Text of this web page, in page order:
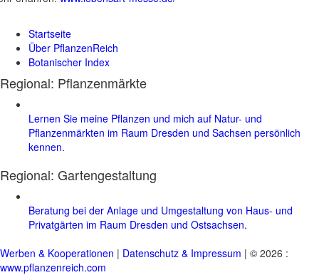
Startseite
Über PflanzenReich
Botanischer Index
Regional: Pflanzenmärkte
Lernen Sie meine Pflanzen und mich auf Natur- und
Pflanzenmärkten im Raum Dresden und Sachsen persönlich
kennen.
Regional: Gartengestaltung
Beratung bei der Anlage und Umgestaltung von Haus- und
Privatgärten im Raum Dresden und Ostsachsen.
Werben & Kooperationen | Datenschutz & Impressum | © 2026 :
www.pflanzenreich.com